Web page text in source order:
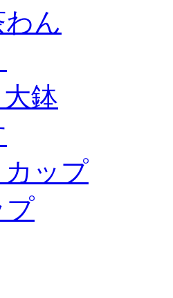
ん
鉢
ップ
プ